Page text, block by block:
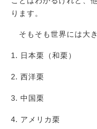
ります。
そもそも世界には大
1. 日本栗（和栗）
2. 西洋栗
3. 中国栗
4. アメリカ栗